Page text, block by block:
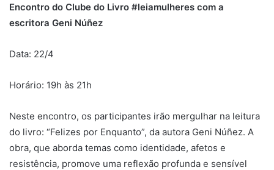
Encontro do Clube do Livro #leiamulheres com a
escritora Geni Núñez
Data: 22/4
Horário: 19h às 21h
Neste encontro, os participantes irão mergulhar na leitura
do livro: “Felizes por Enquanto”, da autora Geni Núñez. A
obra, que aborda temas como identidade, afetos e
resistência, promove uma reflexão profunda e sensível